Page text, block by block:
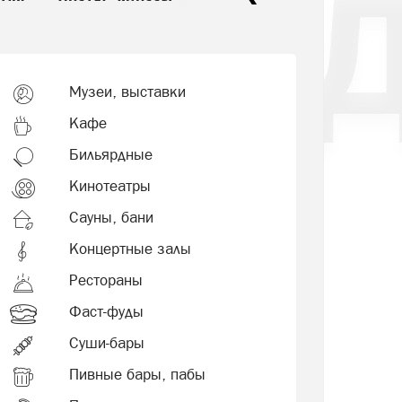
Музеи, выставки
Кафе
Бильярдные
Кинотеатры
Сауны, бани
Концертные залы
Рестораны
Фаст-фуды
Суши-бары
Пивные бары, пабы